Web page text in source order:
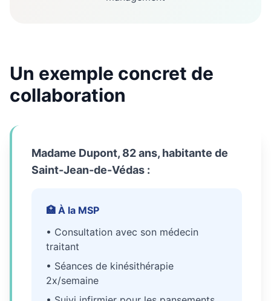
Un exemple concret de
collaboration
Madame Dupont, 82 ans, habitante de
Saint-Jean-de-Védas :
🏥 À la MSP
• Consultation avec son médecin
traitant
• Séances de kinésithérapie
2x/semaine